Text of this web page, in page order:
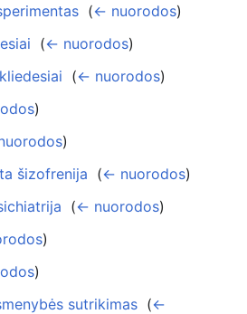
(← nuorodos)
(← nuorodos)
(← nuorodos)
)
)
šizofrenija (← nuorodos)
(← nuorodos)
)
)
sutrikimas (←